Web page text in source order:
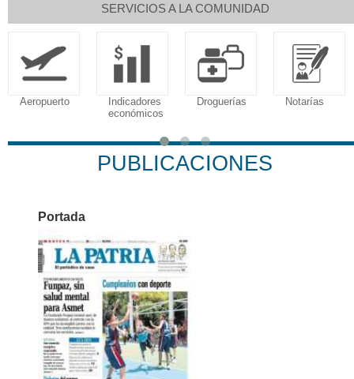
SERVICIOS A LA COMUNIDAD
Aeropuerto
Indicadores
económicos
Droguerías Notarías
PUBLICACIONES
Portada